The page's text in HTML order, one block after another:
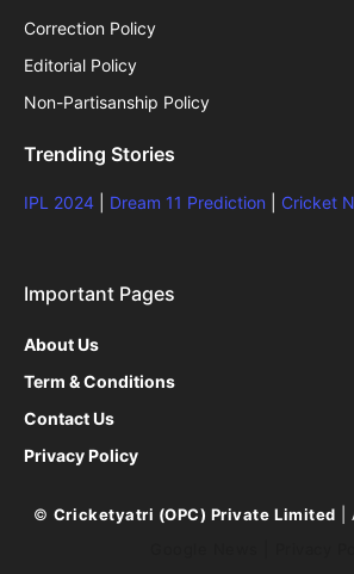
Correction Policy
Editorial Policy
Non-Partisanship Policy
Trending Stories
IPL 2024 Dream 11 Prediction Cricket
Important Pages
About Us
Term & Conditions
Contact Us
Privacy Policy
© Cricketyatri (OPC) Private Limited |